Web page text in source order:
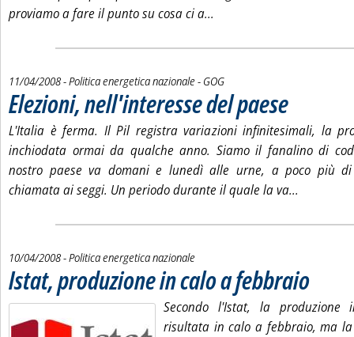
proviamo a fare il punto su cosa ci a...
11/04/2008- Politica energetica nazionale - di:
GOG
Elezioni, nell'interesse del paese
L'Italia è ferma. Il Pil registra variazioni infinitesimali, la
inchiodata ormai da qualche anno. Siamo il fanalino di
nostro paese va domani e lunedì alle urne, a poco più
chiamata ai seggi. Un periodo durante il quale la va...
10/04/2008- Politica energetica nazionale
Istat, produzione in calo a febbraio
Secondo l'Istat, la produzione
risultata in calo a febbraio, ma